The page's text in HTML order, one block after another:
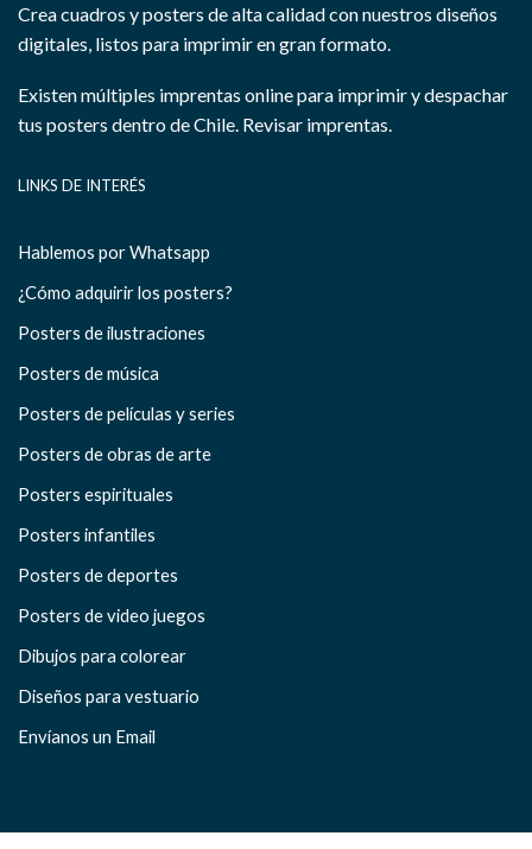
Crea cuadros y posters de alta calidad con nuestros diseños
digitales, listos para imprimir en gran formato.
Existen múltiples imprentas online para imprimir y despachar
tus posters dentro de Chile. Revisar imprentas.
LINKS DE INTERÉS
Hablemos por Whatsapp
¿Cómo adquirir los posters?
Posters de ilustraciones
Posters de música
Posters de películas y series
Posters de obras de arte
Posters espirituales
Posters infantiles
Posters de deportes
Posters de video juegos
Dibujos para colorear
Diseños para vestuario
Envíanos un Email